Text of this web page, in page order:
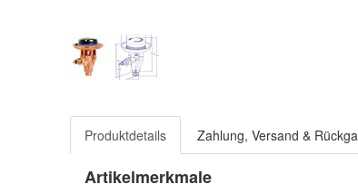
Produktdetails Zahlung, Versand &
Artikelmerkmale